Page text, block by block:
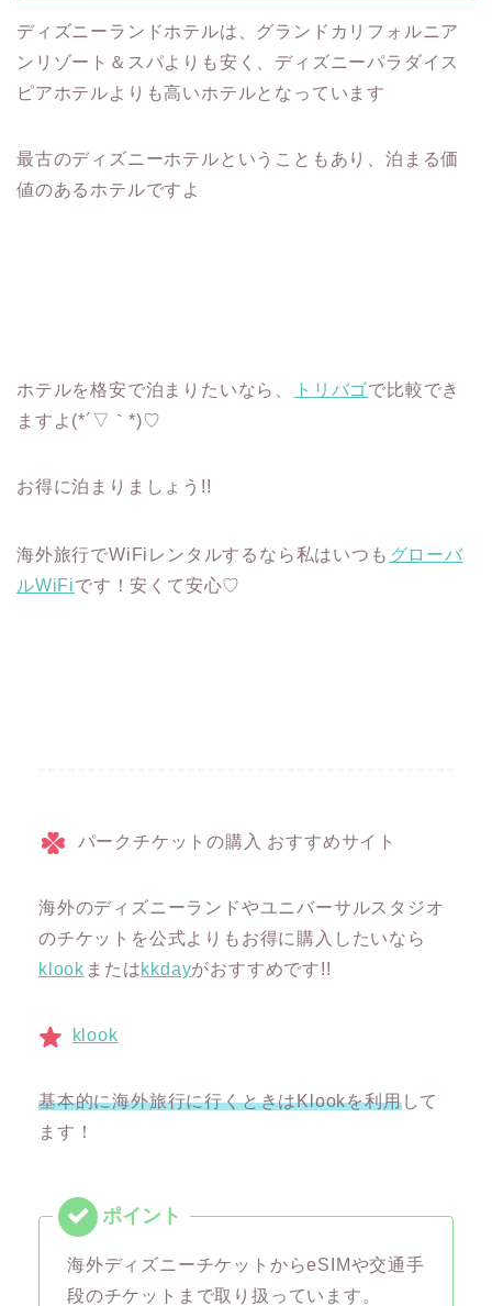
ディズニーランドホテルは、グランドカリフォルニア
ンリゾート＆スパよりも安く、ディズニーパラダイス
ピアホテルよりも高いホテルとなっています
最古のディズニーホテルということもあり、泊まる価
値のあるホテルですよ
ホテルを格安で泊まりたいなら、 トリバゴで比較でき
ますよ(*´▽｀*)♡
お得に泊まりましょう!!
海外旅行でWiFiレンタルするなら私はいつも グローバ
ルWiFiです！安くて安心♡
パークチケットの購入 おすすめサイト
海外のディズニーランドやユニバーサルスタジオ
のチケットを公式よりもお得に購入したいなら
klook またはkkdayがおすすめです!!
klook
基本的に海外旅行に行くときはKlookを利用して
ます！
海外ディズニーチケットからeSIMや交通手
段のチケットまで取り扱っています。